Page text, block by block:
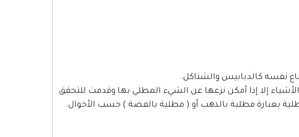
إلا إذا أمكن نزعها عن الشيء المطلي بها وقدمت للتحقق
بعبارة مطلية بالذهب أو ( مطلية بالفضة ) حسب الأحوال.